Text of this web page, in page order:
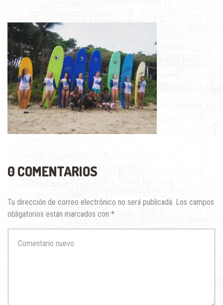
0 COMENTARIOS
Tu dirección de correo electrónico no será publicada. Los campos
obligatorios están marcados con *
comentario*